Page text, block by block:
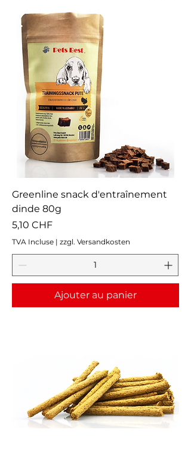
Greenline snack d'entraînement
dinde 80g
Prix
5,10 CHF
TVA Incluse | zzgl. Versandkosten
Ajouter au panier